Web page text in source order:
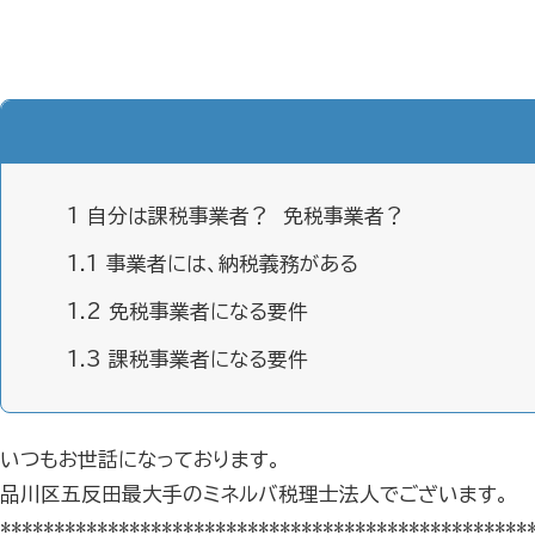
1 自分は課税事業者？ 免税事業者？
1.1 事業者には、納税義務がある
1.2 免税事業者になる要件
1.3 課税事業者になる要件
いつもお世話になっております。
品川区五反田最大手のミネルバ税理士法人でございます。